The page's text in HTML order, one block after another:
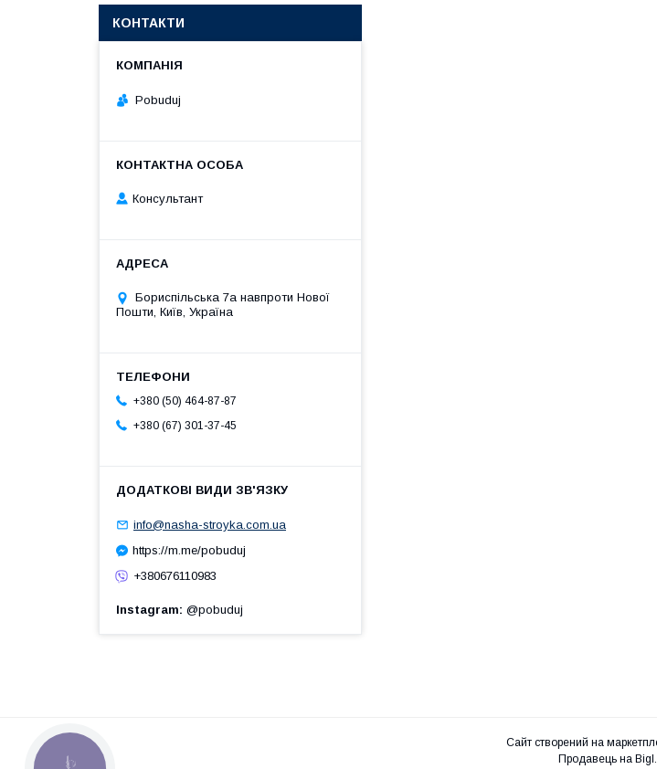
КОНТАКТИ
Pobuduj
Консультант
Бориспільська 7а навпроти Нової
Пошти, Київ, Україна
+380 (50) 464-87-87
+380 (67) 301-37-45
info@nasha-stroyka.com.ua
https://m.me/pobuduj
+380676110983
Instagram @pobuduj
Сайт створений на
Продавець на
КНОПКА